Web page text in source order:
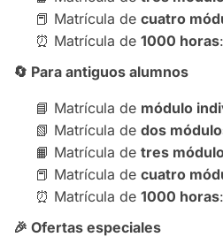
📕 Matrícula de cuatro
⏰ Matrícula de 1000 horas
🔄 Para antiguos alumnos
📘 Matrícula de módulo
📗 Matrícula de dos
📙 Matrícula de tres
📕 Matrícula de cuatro
⏰ Matrícula de 1000 horas
🎉 Ofertas especiales